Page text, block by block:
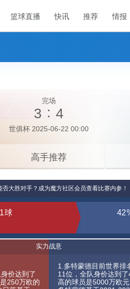
篮球直播 快讯 推荐 情报
完场
3 : 4
世俱杯 2025-06-22 00:00
高手推荐
大胜对手？成为魔方社区会员查看比赛内参！
球
实力战意
价达到了
250万欧的
1.多特蒙德目前世界
11位，全队身价达到
高的球员是5000万欧